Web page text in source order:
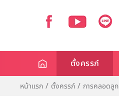
ตั้งครรภ์
หน้าแรก ตั้งครรภ์ การคลอดลูก